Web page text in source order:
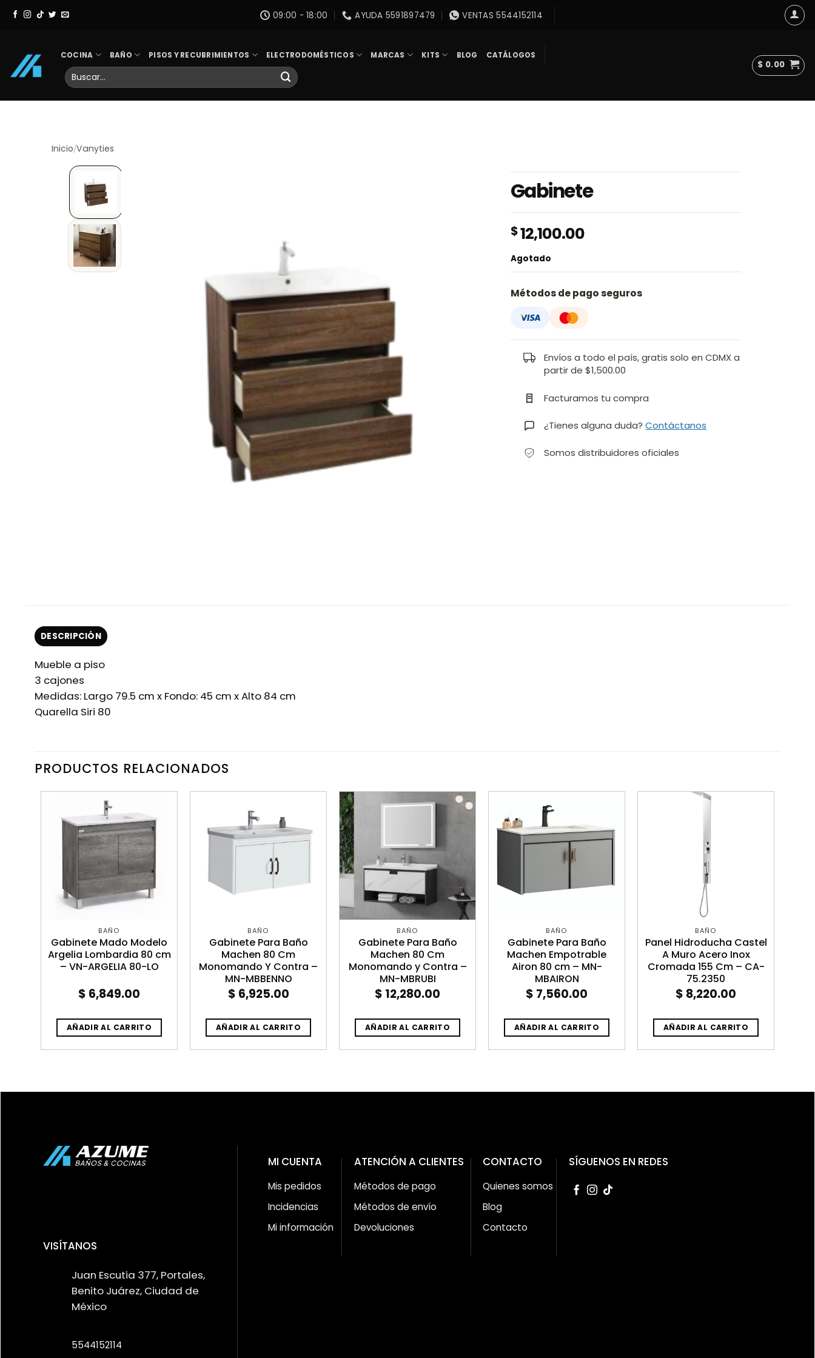
Skip
09:00 - 18:00 AYUDA 5591897479 VENTAS 5544152114
COCINA BAÑO PISOS Y RECUBRIMIENTOS ELECTRODOMÉSTICOS MARCAS KITS BLOG CATÁLOGOS
Buscar
por:
$ 0.00
Inicio/Vanyties
Gabinete
$12,100.00
Agotado
Métodos de pago seguros
Envíos a todo el país, gratis solo en CDMX a
partir de $1,500.00
Facturamos tu compra
¿Tienes alguna duda?Contáctanos
Somos distribuidores oficiales
DESCRIPCIÓN
Mueble a piso
3 cajones
Medidas: Largo 79.5 cm x Fondo: 45 cm x Alto 84 cm
Quarella Siri 80
PRODUCTOS RELACIONADOS
BAÑO
Gabinete Mado Modelo
Argelia Lombardia 80 cm
– VN-ARGELIA 80-LO
$ 6,849.00
AÑADIR AL CARRITO
BAÑO
Gabinete Para Baño
Machen 80 Cm
Monomando Y Contra –
MN-MBBENNO
$ 6,925.00
AÑADIR AL CARRITO
BAÑO
Gabinete Para Baño
Machen 80 Cm
Monomando y Contra –
MN-MBRUBI
$ 12,280.00
AÑADIR AL CARRITO
BAÑO
Gabinete Para Baño
Machen Empotrable
Airon 80 cm – MN-
MBAIRON
$ 7,560.00
AÑADIR AL CARRITO
BAÑO
Panel Hidroducha Castel
A Muro Acero Inox
Cromada 155 Cm – CA-
75.2350
$ 8,220.00
AÑADIR AL CARRITO
VISÍTANOS
Juan Escutia 377, Portales,
Benito Juárez, Ciudad de
México
5544152114
MI CUENTA
Mis pedidos
Incidencias
Mi información
ATENCIÓN A CLIENTES
Métodos de pago
Métodos de envío
Devoluciones
CONTACTO
Quienes somos
Blog
Contacto
SÍGUENOS EN REDES